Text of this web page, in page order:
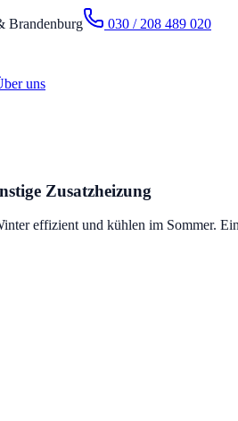
Brandenburg 030 / 208 489 020
uns
Zusatzheizung
effizient und kühlen im Sommer.